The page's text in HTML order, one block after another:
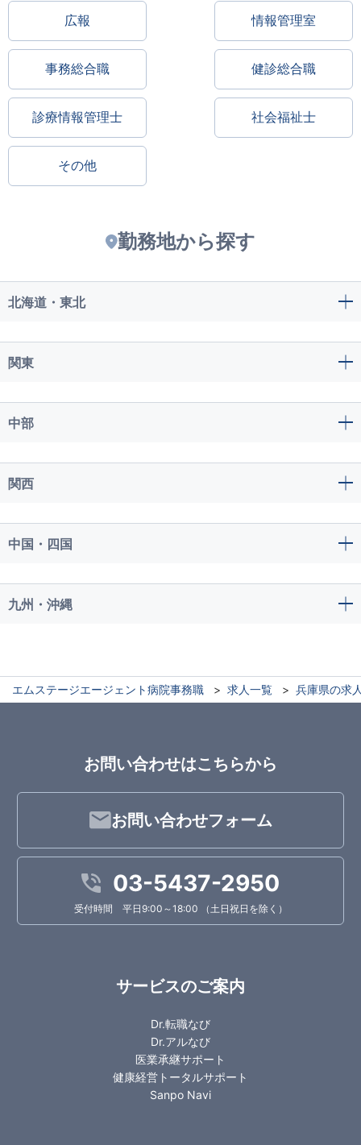
広報 情報管理室
事務総合職 健診総合職
診療情報管理士 社会福祉士
その他
勤務地から探す
北海道・東北
関東
中部
関西
中国・四国
九州・沖縄
エムステージエージェント病院事務職 求人一覧 兵庫県の求
お問い合わせはこちらから
お問い合わせフォーム
03-5437-2950
受付時間 平日9:00～18:00 （土日祝日を除く）
サービスのご案内
Dr.転職なび
Dr.アルなび
医業承継サポート
健康経営トータルサポート
Sanpo Navi